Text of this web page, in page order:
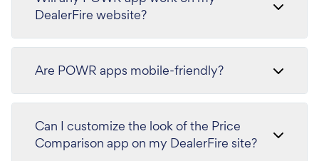
DealerFire website?
Are POWR apps mobile-friendly?
Can I customize the look of the Price
Comparison app on my DealerFire site?